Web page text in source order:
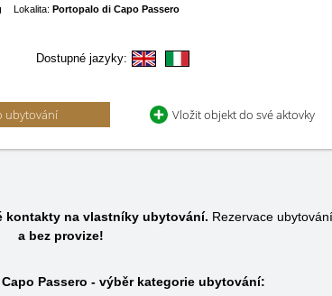
Lokalita: Portopalo di Capo Passero
Dostupné jazyky:
ubytování Vložit objekt do své aktovky
kontakty na vlastníky ubytování. Rezervace
a bez provize!
Passero - výběr kategorie ubytování: